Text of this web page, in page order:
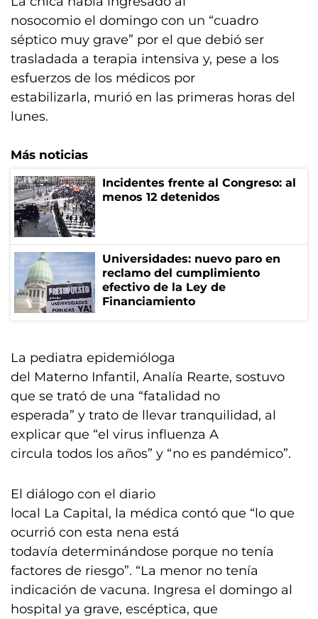
nosocomio el domingo con un “cuadro
séptico muy grave” por el que debió ser
trasladada a terapia intensiva y, pese a los
esfuerzos de los médicos por
estabilizarla, murió en las primeras horas del
lunes.
Más noticias
Incidentes frente al Congreso: al
menos 12 detenidos
Universidades: nuevo paro en
reclamo del cumplimiento
efectivo de la Ley de
Financiamiento
La pediatra epidemióloga
del Materno Infantil, Analía Rearte, sostuvo
que se trató de una “fatalidad no
esperada” y trato de llevar tranquilidad, al
explicar que “el virus influenza A
circula todos los años” y “no es pandémico”.
El diálogo con el diario
local La Capital, la médica contó que “lo que
ocurrió con esta nena está
todavía determinándose porque no tenía
factores de riesgo”. “La menor no tenía
indicación de vacuna. Ingresa el domingo al
hospital ya grave, escéptica, que